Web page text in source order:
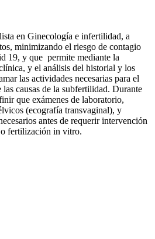
en Ginecología e infertilidad, a
minimizando el riesgo de contagio
19, y que permite mediante la
y el análisis del historial y los
las actividades necesarias para el
causas de la subfertilidad. Durante
que exámenes de laboratorio,
(ecografía transvaginal), y
antes de requerir intervención
fertilización in vitro.